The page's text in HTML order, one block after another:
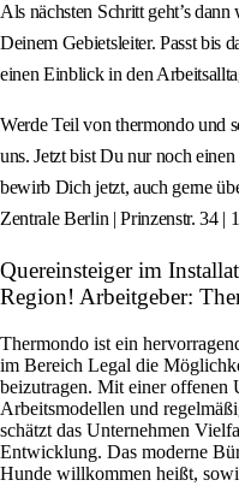
Als nächsten Schritt geht’s
Deinem Gebietsleiter. Passt bis
einen Einblick in den
Werde Teil von thermondo und
uns. Jetzt bist Du nur noch
bewirb Dich jetzt, auch gerne
Zentrale Berlin | Prinzenstr. 34 |
Quereinsteiger im
Region! Arbeitgeber:
Thermondo ist ein
im Bereich Legal die
beizutragen. Mit einer offenen
Arbeitsmodellen und
schätzt das Unternehmen
Entwicklung. Das moderne
Hunde willkommen heißt,